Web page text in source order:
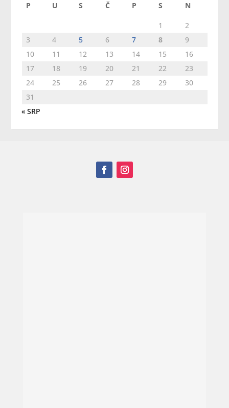
P U S Č P S N
1
2
3
4 5 6 7 8
9
10
11 12 13 14 15
16
17
18 19 20 21 22
23
24
25 26 27 28 29
30
31
« SRP